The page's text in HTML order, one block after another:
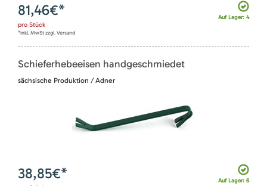
Auf Lager: 4
81,46€*
pro Stück
*inkl. MwSt zzgl. Versand
Schieferhebeeisen handgeschmiedet
sächsische Produktion / Adner
Auf Lager: 6
38,85€*